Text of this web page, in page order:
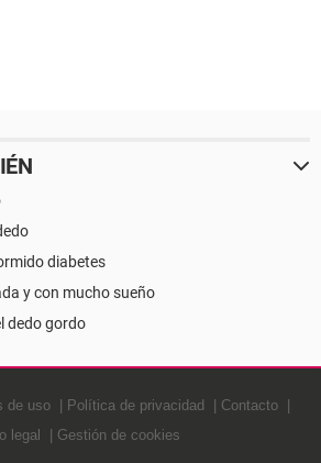
diabetes
y con mucho sueño
dedo gordo
de uso Política de privacidad
Contacto
legal
Gestión de cookies